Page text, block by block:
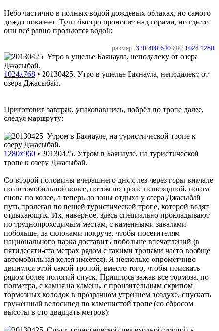
Небо частично в полных водой дождевых облаках, но самого
дождя пока нет. Тучи быстро проносит над горами, но где-то
они всё равно прольются водой:
размер: 320 400 640 800 1024 1280
1024x768 • 20130425. Утро в ущелье Баянаула, неподалеку от
озера Джасыбай.
Приготовив завтрак, упаковавшись, побрёл по тропе далее,
следуя маршруту:
1280x960 • 20130425. Утром в Баянауле, на туристической
тропе к озеру Джасыбай.
Со второй половины вчерашнего дня я лез через горы вначале
по автомобильной колее, потом по тропе пешеходной, потом
снова по колее, а теперь до зоны отдыха у озера Джасыбай
путь пролегал по пешей туристической тропе, которой водят
отдыхающих. Их, наверное, здесь специально прокладывают
по труднопроходимым местам, с каменными завалами
побольше, да склонами покруче, чтобы посетителям
национального парка доставить побольше впечатлений (в
пятидесяти-ста метрах рядом с такими тропами часто вообще
автомобильная колея имеется). Я несколько опрометчиво
двинулся этой самой тропой, вместо того, чтобы поискать
рядом более пологий спуск. Пришлось зажав все тормоза, по
полметра, с камня на камень, с пронзительным скрипом
тормозных колодок в прозрачном утреннем воздухе, спускать
гружённый велосипед по каменистой тропе (со сбросом
высоты в сто двадцать метров):